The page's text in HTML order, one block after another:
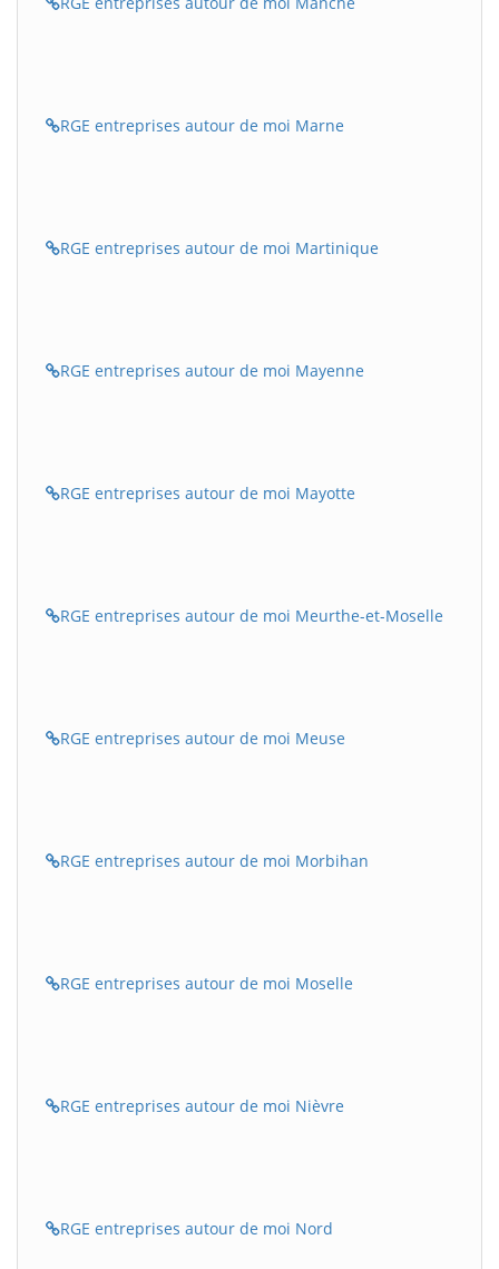
RGE entreprises autour de moi Marne
RGE entreprises autour de moi Martinique
RGE entreprises autour de moi Mayenne
RGE entreprises autour de moi Mayotte
RGE entreprises autour de moi Meurthe-et-Moselle
RGE entreprises autour de moi Meuse
RGE entreprises autour de moi Morbihan
RGE entreprises autour de moi Moselle
RGE entreprises autour de moi Nièvre
RGE entreprises autour de moi Nord